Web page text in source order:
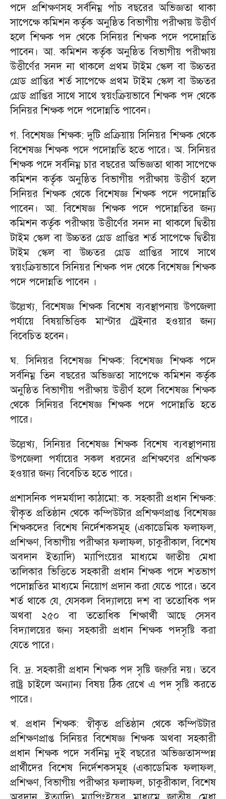
পদে প্রশিক্ষণসহ সর্বনিম্ন পাঁচ বছরের অভিজ্ঞতা থাকা
সাপেক্ষে কমিশন কর্তৃক অনুষ্ঠিত বিভাগীয় পরীক্ষায় উত্তীর্ণ
হলে শিক্ষক পদ থেকে সিনিয়র শিক্ষক পদে পদোন্নতি
পাবেন। আ. কমিশন কর্তৃক অনুষ্ঠিত বিভাগীয় পরীক্ষায়
উত্তীর্ণের সনদ না থাকলে প্রথম টাইম স্কেল বা উচ্চতর
গ্রেড প্রাপ্তির শর্ত সাপেক্ষে প্রথম টাইম স্কেল বা উচ্চতর
গ্রেড প্রাপ্তির সাথে সাথে স্বয়ংক্রিয়ভাবে শিক্ষক পদ থেকে
সিনিয়র শিক্ষক পদে পদোন্নতি পাবেন।
গ. বিশেষজ্ঞ শিক্ষক: দুটি প্রক্রিয়ায় সিনিয়র শিক্ষক থেকে
বিশেষজ্ঞ শিক্ষক পদে পদোন্নতি হতে পারে। অ. সিনিয়র
শিক্ষক পদে সর্বনিম্ন চার বছরের অভিজ্ঞতা থাকা সাপেক্ষে
কমিশন কর্তৃক অনুষ্ঠিত বিভাগীয় পরীক্ষায় উত্তীর্ণ হলে
সিনিয়র শিক্ষক থেকে বিশেষজ্ঞ শিক্ষক পদে পদোন্নতি
পাবেন। আ. বিশেষজ্ঞ শিক্ষক পদে পদোন্নতির জন্য
কমিশন কর্তৃক পরীক্ষায় উত্তীর্ণের সনদ না থাকলে দ্বিতীয়
টাইম স্কেল বা উচ্চতর গ্রেড প্রাপ্তির শর্ত সাপেক্ষে দ্বিতীয়
টাইম স্কেল বা উচ্চতর গ্রেড প্রাপ্তির সাথে সাথে
স্বয়ংক্রিয়ভাবে সিনিয়র শিক্ষক পদ থেকে বিশেষজ্ঞ শিক্ষক
পদে পদোন্নতি পাবেন ।
উল্লেখ্য, বিশেষজ্ঞ শিক্ষক বিশেষ ব্যবস্থাপনায় উপজেলা
পর্যায়ে বিষয়ভিত্তিক মাস্টার ট্রেইনার হওয়ার জন্য
বিবেচিত হবেন।
ঘ. সিনিয়র বিশেষজ্ঞ শিক্ষক: বিশেষজ্ঞ শিক্ষক পদে
সর্বনিম্ন তিন বছরের অভিজ্ঞতা সাপেক্ষে কমিশন কর্তৃক
অনুষ্ঠিত বিভাগীয় পরীক্ষায় উত্তীর্ণ হলে বিশেষজ্ঞ শিক্ষক
থেকে সিনিয়র বিশেষজ্ঞ শিক্ষক পদে পদোন্নতি হতে
পারে।
উল্লেখ্য, সিনিয়র বিশেষজ্ঞ শিক্ষক বিশেষ ব্যবস্থাপনায়
উপজেলা পর্যায়ের সকল ধরনের প্রশিক্ষণের প্রশিক্ষক
হওয়ার জন্য বিবেচিত হতে পারে।
প্রশাসনিক পদমর্যাদা কাঠামো: ক. সহকারী প্রধান শিক্ষক:
স্বীকৃত প্রতিষ্ঠান থেকে কম্পিউটার প্রশিক্ষণপ্রাপ্ত বিশেষজ্ঞ
শিক্ষকদের বিশেষ নির্দেশকসমূহ (একাডেমিক ফলাফল,
প্রশিক্ষণ, বিভাগীয় পরীক্ষার ফলাফল, চাকুরীকাল, বিশেষ
অবদান ইত্যাদি) ম্যাপিংয়ের মাধ্যমে জাতীয় মেধা
তালিকার ভিত্তিতে সহকারী প্রধান শিক্ষক পদে শতভাগ
পদোন্নতির মাধ্যমে নিয়োগ প্রদান করা যেতে পারে। তবে
শর্ত থাকে যে, যেসকল বিদ্যালয়ে দশ বা ততোধিক পদ
অথবা ২৫০ বা ততোধিক শিক্ষার্থী আছে সেসব
বিদ্যালয়ের জন্য সহকারী প্রধান শিক্ষক পদসৃষ্টি করা
যেতে পারে।
বি. দ্র. সহকারী প্রধান শিক্ষক পদ সৃষ্টি জরুরি নয়। তবে
রাষ্ট্র চাইলে অন্যান্য বিষয় ঠিক রেখে এ পদ সৃষ্টি করতে
পারে।
খ. প্রধান শিক্ষক: স্বীকৃত প্রতিষ্ঠান থেকে কম্পিউটার
প্রশিক্ষণপ্রাপ্ত সিনিয়র বিশেষজ্ঞ শিক্ষক অথবা সহকারী
প্রধান শিক্ষক পদে সর্বনিম্ন দুই বছরের অভিজ্ঞতাসম্পন্ন
প্রার্থীদের বিশেষ নির্দেশকসমূহ (একাডেমিক ফলাফল,
প্রশিক্ষণ, বিভাগীয় পরীক্ষার ফলাফল, চাকুরীকাল, বিশেষ